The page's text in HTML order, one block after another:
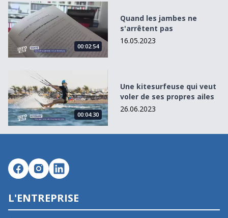
Quand les jambes ne s&#039;arrêtent pas
00:02:54
Quand les jambes ne
s'arrêtent pas
16.05.2023
Une kitesurfeuse qui veut voler de ses propres ailes
00:04:30
Une kitesurfeuse qui veut
voler de ses propres ailes
26.06.2023
L'ENTREPRISE